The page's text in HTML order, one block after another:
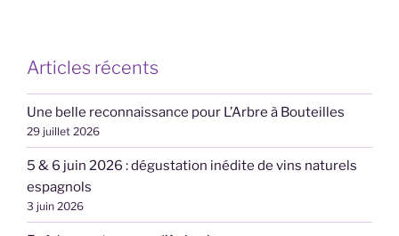
Articles récents
Une belle reconnaissance pour L’Arbre à Bouteilles
29 juillet 2026
5 & 6 juin 2026 : dégustation inédite de vins naturels
espagnols
3 juin 2026